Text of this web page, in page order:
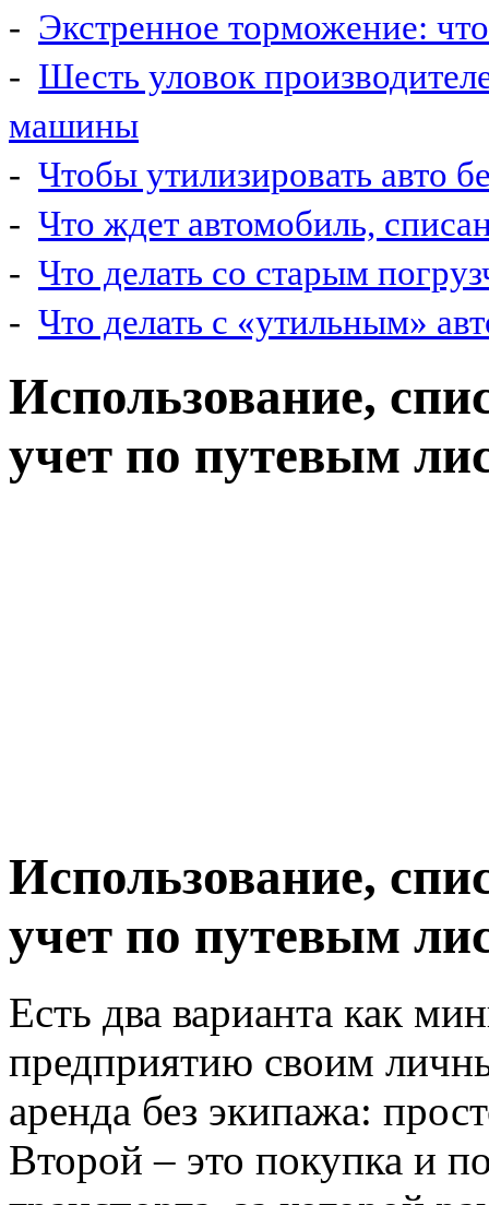
- Экстренное торможение:
- Шесть уловок
машины
- Чтобы утилизировать авто
- Что ждет автомобиль,
- Что делать со старым
- Что делать с «утильным»
Использование,
учет по путевым
Использование,
учет по путевым
Есть два варианта как
предприятию своим
аренда без экипажа:
Второй – это покупка и